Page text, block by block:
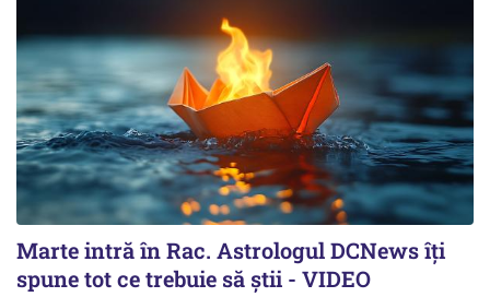
Marte intră în Rac. Astrologul DCNews îți
spune tot ce trebuie să știi - VIDEO